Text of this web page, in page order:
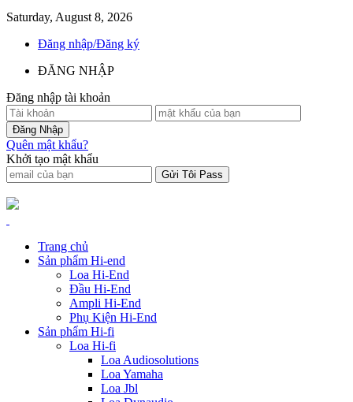
Saturday, August 8, 2026
Đăng nhập/Đăng ký
ĐĂNG NHẬP
Đăng nhập tài khoản
Quên mật khẩu?
Khởi tạo mật khẩu
Trang chủ
Sản phẩm Hi-end
Loa Hi-End
Đầu Hi-End
Ampli Hi-End
Phụ Kiện Hi-End
Sản phẩm Hi-fi
Loa Hi-fi
Loa Audiosolutions
Loa Yamaha
Loa Jbl